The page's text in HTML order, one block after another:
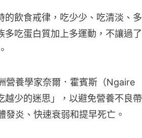
飲食戒律，吃少少、吃清淡、多
吃蛋白質加上多運動，不讓過了
營養學家奈爾．霍賓斯（Ngaire
少的迷思」，以避免營養不良帶
炎、快速衰弱和提早死亡。